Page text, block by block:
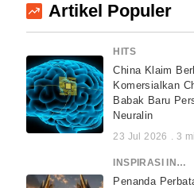
Artikel Populer
HITS
China Klaim
Komersialkan
Babak Baru
Neuralin
23 Jul 2026 . 3
INSPIRASI INDONESIA
Penanda